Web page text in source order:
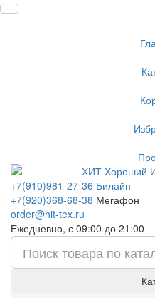
+7(910)981-27-36 Билайн
+7(920)368-68-38 Мегафон
order@hit-tex.ru
Ежедневно, с 09:00 до 21:00